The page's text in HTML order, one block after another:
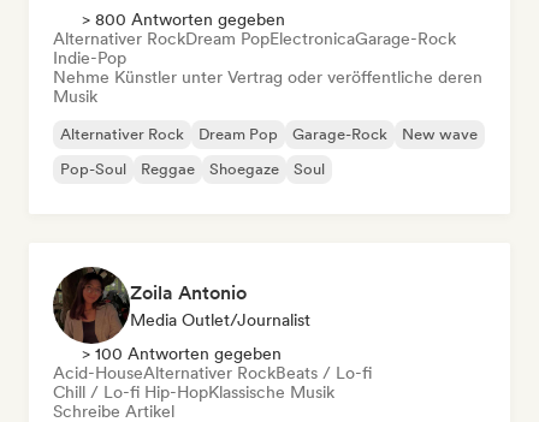
> 800 Antworten gegeben
Alternativer RockDream PopElectronicaGarage-Rock
Indie-Pop
Nehme Künstler unter Vertrag oder veröffentliche deren
Musik
Alternativer Rock Dream Pop Garage-Rock
New wave
Pop-Soul
Reggae Shoegaze Soul
Zoila Antonio
Media Outlet/Journalist
> 100 Antworten gegeben
Acid-HouseAlternativer RockBeats / Lo-fi
Chill / Lo-fi Hip-HopKlassische Musik
Schreibe Artikel